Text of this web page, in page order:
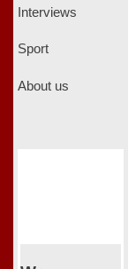
Interviews
Sport
About us